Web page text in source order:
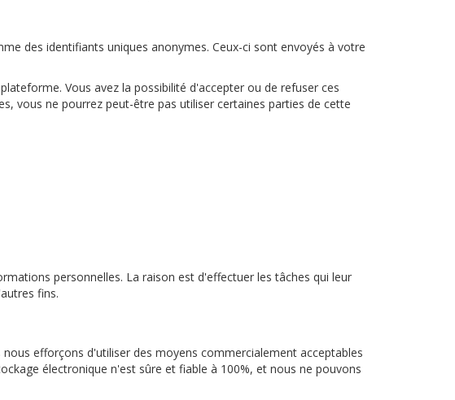
des identifiants uniques anonymes. Ceux-ci sont envoyés à votre
Vous avez la possibilité d'accepter ou de refuser ces
vous ne pourrez peut-être pas utiliser certaines parties de cette
personnelles. La raison est d'effectuer les tâches qui leur
fins.
efforçons d'utiliser des moyens commercialement acceptables
électronique n'est sûre et fiable à 100%, et nous ne pouvons